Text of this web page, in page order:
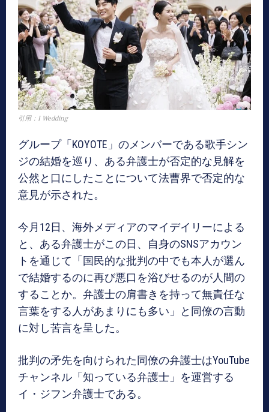
引用：I Wedding
グループ「KOYOTE」のメンバーである歌手シン
ジの結婚を巡り、ある弁護士が否定的な見解を
公然と口にしたことについて法曹界で否定的な
意見が示された。
今月12日、海外メディアのマイデイリーによる
と、ある弁護士がこの日、自身のSNSアカウン
トを通じて「国民的な批判の中でも本人が選ん
で結婚するのに再び悪口を浴びせるのが人間の
することか。弁護士の肩書きを持って無責任な
言葉をする人があまりにも多い」と同僚の言動
に対し苦言を呈した。
批判の矛先を向けられた同僚の弁護士はYouTube
チャンネル「知っている弁護士」を運営する
イ・ジフン弁護士である。